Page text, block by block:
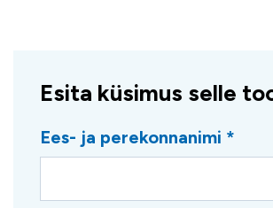
Esita küsimus selle
Ees- ja perekonnanimi *